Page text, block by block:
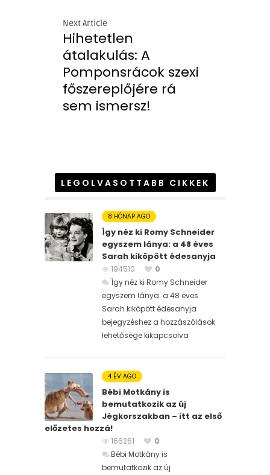
Next Article
Hihetetlen
átalakulás: A
Pomponsrácok szexi
főszereplőjére rá
sem ismersz!
LEGOLVASOTTABB CIKKEK
8 HÓNAP AGO
Így néz ki Romy Schneider
egyszem lánya: a 48 éves
Sarah kiköpött édesanyja
194510
0
Így néz ki Romy Schneider
egyszem lánya: a 48 éves
Sarah kiköpött édesanyja
bejegyzéshez a hozzászólások
lehetősége kikapcsolva
4 ÉV AGO
Bébi Motkány is
bemutatkozik az új
Jégkorszakban – itt az első
előzetes hozzá!
166261
0
Bébi Motkány is
bemutatkozik az új